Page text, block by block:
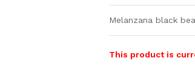
Melanzana black
This product is